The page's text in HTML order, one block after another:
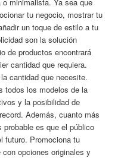
tu negocio, mostrar tu
un toque de estilo a tu
son la solución
de productos encontrará
cantidad que requiera.
cantidad que necesite.
todos los modelos de la
y la posibilidad de
Además, cuanto más
es que el público
futuro. Promociona tu
opciones originales y